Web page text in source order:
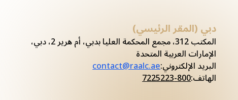
دبي (المقر الرئيسي)
المكتب 312، مجمع المحكمة العليا بدبي، أم هرير 2، دبي،
الإمارات العربية المتحدة
البريد الإلكتروني:
contact@raalc.ae
الهاتف:
800-7225223